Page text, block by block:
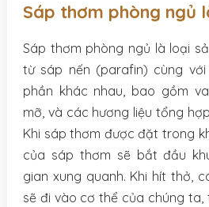
Sáp thơm phòng ngủ
Sáp thơm phòng ngủ là loại
từ sáp nến (parafin) cùng
phần khác nhau, bao gồm
mỡ, và các hương liệu tổng
Khi sáp thơm được đặt trong
của sáp thơm sẽ bắt đầu
gian xung quanh. Khi hít thở,
sẽ đi vào cơ thể của chúng